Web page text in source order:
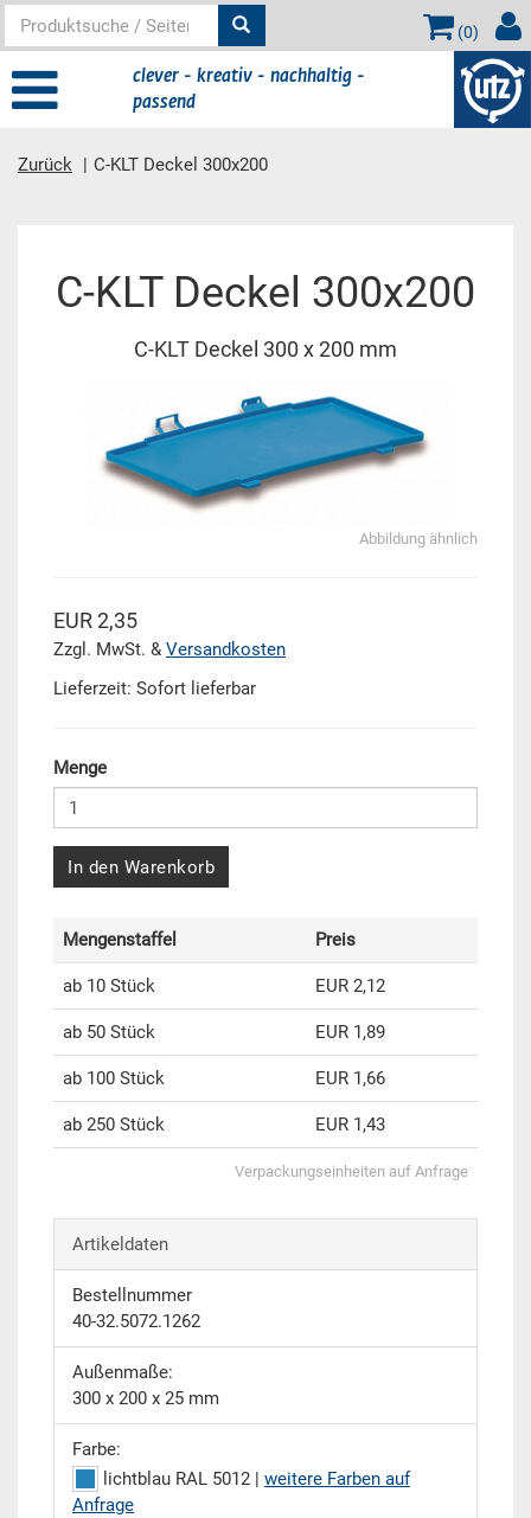
(0)
clever - kreativ - nachhaltig -
passend
Zurück C-KLT Deckel 300x200
C-KLT Deckel 300x200
C-KLT Deckel 300 x 200 mm
Abbildung ähnlich
EUR 2,35
Zzgl. MwSt. & Versandkosten
Lieferzeit: Sofort lieferbar
Menge
In den Warenkorb
Mengenstaffel Preis
ab 10 Stück EUR 2,12
ab 50 Stück EUR 1,89
ab 100 Stück EUR 1,66
ab 250 Stück EUR 1,43
Verpackungseinheiten auf Anfrage
Artikeldaten
Bestellnummer
40-32.5072.1262
Außenmaße:
300 x 200 x 25 mm
Farbe:
lichtblau RAL 5012 | weitere Farben auf
Anfrage